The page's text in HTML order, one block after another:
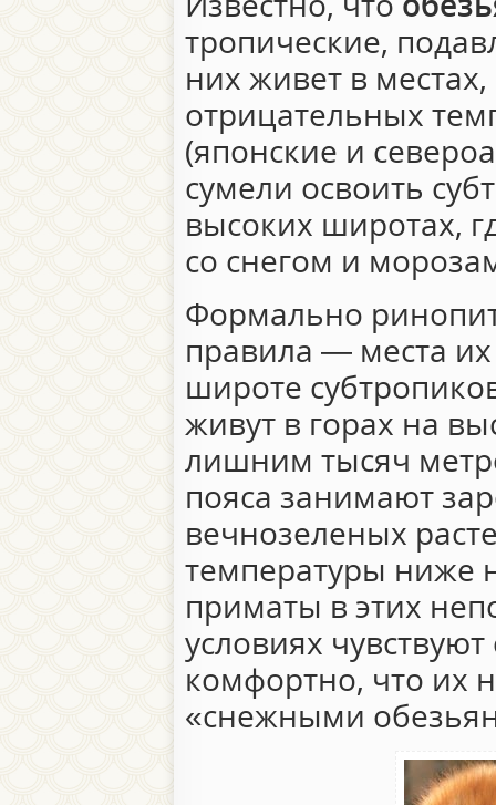
тропические,
них живет в
отрицательных
(японские и
сумели освоить
высоких широтах,
со снегом и
Формально
правила — места
широте
живут в горах на
лишним тысяч
пояса занимают
вечнозеленых
температуры ниже
приматы в этих
условиях
комфортно, что их
«снежными